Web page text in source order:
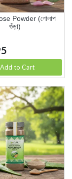
Powder (গোলাপ
গুঁড়া)
to Cart